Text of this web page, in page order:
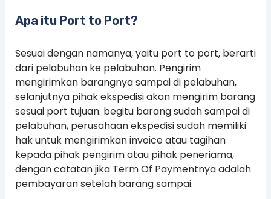
Apa itu Port to Port?
Sesuai dengan namanya, yaitu port to port, berarti
dari pelabuhan ke pelabuhan. Pengirim
mengirimkan barangnya sampai di pelabuhan,
selanjutnya pihak ekspedisi akan mengirim barang
sesuai port tujuan. begitu barang sudah sampai di
pelabuhan, perusahaan ekspedisi sudah memiliki
hak untuk mengirimkan invoice atau tagihan
kepada pihak pengirim atau pihak peneriama,
dengan catatan jika Term Of Paymentnya adalah
pembayaran setelah barang sampai.